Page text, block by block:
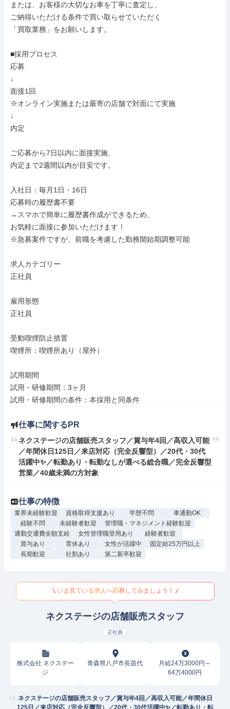
または、お客様の大切なお車を丁寧に査定し、
ご納得いただける条件で買い取らせていただく
「買取業務」をお願いします。
■採用プロセス
応募
↓
面接1回
※オンライン実施または最寄の店舗で対面にて実施
↓
内定
ご応募から7日以内に面接実施、
内定まで2週間以内が目安です。
入社日：毎月1日・16日
応募時の履歴書不要
→スマホで簡単に履歴書作成ができるため、
お気軽に面接に参加いただけます！
※急募案件ですが、前職を考慮した勤務開始期調整可能
求人カテゴリー
正社員
雇用形態
正社員
受動喫煙防止措置
喫煙所：喫煙所あり（屋外）
試用期間
試用・研修期間：3ヶ月
試用・研修期間の条件：本採用と同条件
仕事に関するPR
ネクステージの店舗販売スタッフ／賞与年4回／高収入可能
／年間休日125日／来店対応（完全反響型）／20代・30代
活躍中✨／転勤あり・転勤なしが選べる総合職／完全反響型
営業／40歳未満の方対象
仕事の特徴
業界未経験歓迎 資格取得支援あり 学歴不問
車通勤OK
経験不問
未経験者歓迎
管理職・マネジメント経験歓迎
通勤交通費全額支給
女性管理職登用あり
経験者歓迎
賞与あり
育休あり 女性が活躍中
固定給25万円以上
長期歓迎
社割あり 第二新卒歓迎
いま見ている求人へ応募してみましょう！
ネクステージの店舗販売スタッフ
正社員
株式会社 ネクステー
ジ
青森県八戸市長苗代
月給24万3000円～
64万4000円
ネクステージの店舗販売スタッフ／賞与年4回／高収入可能／年間休日
125日／来店対応（完全反響型）／20代・30代活躍中✨／転勤あり・転